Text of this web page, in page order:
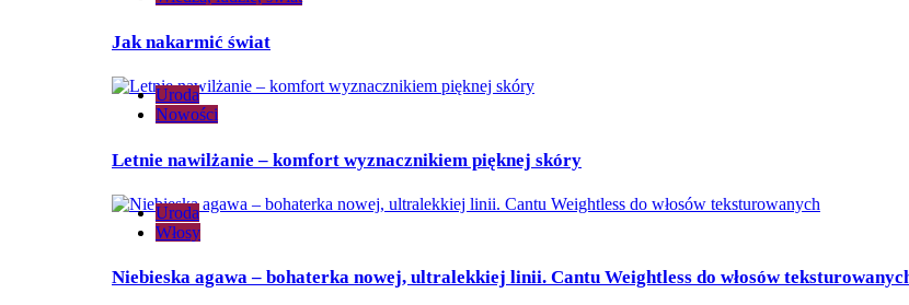
Jak nakarmić świat
Uroda
Nowości
Letnie nawilżanie – komfort wyznacznikiem pięknej skóry
Uroda
Włosy
Niebieska agawa – bohaterka nowej, ultralekkiej linii. Cantu Weightless do włosów